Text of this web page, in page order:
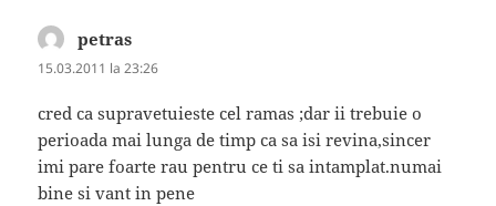
petras
15.03.2011 la 23:26
cred ca supravetuieste cel ramas ;dar ii trebuie o
perioada mai lunga de timp ca sa isi revina,sincer
imi pare foarte rau pentru ce ti sa intamplat.numai
bine si vant in pene